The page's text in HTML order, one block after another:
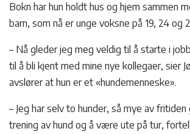
Bokn har hun holdt hus og hjem sammen
barn, som nå er unge voksne på 19, 24 og
– Nå gleder jeg meg veldig til å starte i
til å bli kjent med mine nye kollegaer, sier
avslører at hun er et «hundemenneske».
– Jeg har selv to hunder, så mye av fritiden
trening av hund og å være ute på tur,